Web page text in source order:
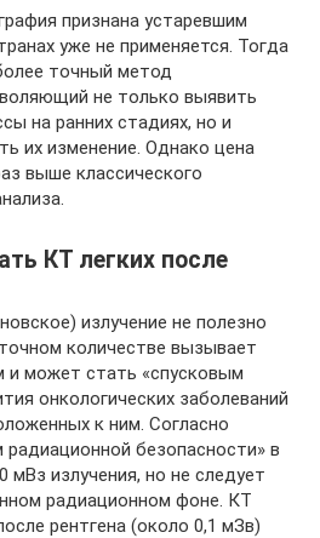
признана устаревшим
уже не применяется. Тогда
точный метод
не только выявить
на ранних стадиях, но и
их изменение. Однако цена
выше классического
КТ легких после
излучение не полезно
количестве вызывает
и может стать «спусковым
онкологических заболеваний
к ним. Согласно
безопасности» в
излучения, но не следует
радиационном фоне. КТ
рентгена (около 0,1 мЗв)